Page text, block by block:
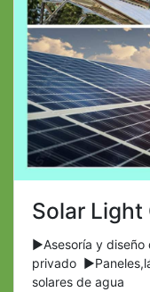
Solar Light
►Asesoría y diseño
privado
solares de agua